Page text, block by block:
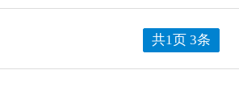
共1页 3条